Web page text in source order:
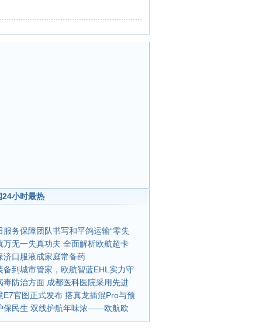
24小时最热
服务保障团队书写和平鸽运输“零失
万无一失真功夫 全面解析欧航超卡
济口服液成家庭常备药
备到城市管家，欧航智蓝EHL实力守
毒防治方面 成都医科医院采用先进
E7官图正式发布 搭真龙插混Pro与预
保民生 双线护航年味浓——欧航欧